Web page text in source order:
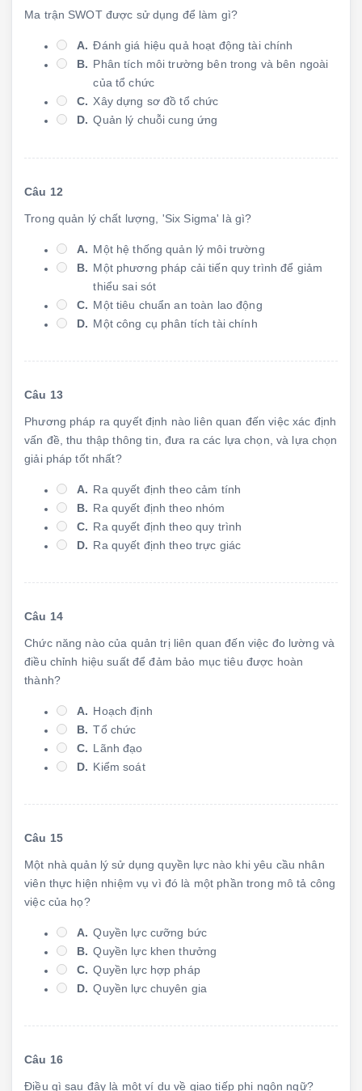
Ma trận SWOT được sử dụng để làm gì?
A. Đánh giá hiệu quả hoạt động tài chính
B. Phân tích môi trường bên trong và bên ngoài
của tổ chức
C. Xây dựng sơ đồ tổ chức
D. Quản lý chuỗi cung ứng
Câu 12
Trong quản lý chất lượng, 'Six Sigma' là gì?
A. Một hệ thống quản lý môi trường
B. Một phương pháp cải tiến quy trình để giảm
thiểu sai sót
C. Một tiêu chuẩn an toàn lao động
D. Một công cụ phân tích tài chính
Câu 13
Phương pháp ra quyết định nào liên quan đến việc xác định
vấn đề, thu thập thông tin, đưa ra các lựa chọn, và lựa chọn
giải pháp tốt nhất?
A. Ra quyết định theo cảm tính
B. Ra quyết định theo nhóm
C. Ra quyết định theo quy trình
D. Ra quyết định theo trực giác
Câu 14
Chức năng nào của quản trị liên quan đến việc đo lường và
điều chỉnh hiệu suất để đảm bảo mục tiêu được hoàn
thành?
A. Hoạch định
B. Tổ chức
C. Lãnh đạo
D. Kiểm soát
Câu 15
Một nhà quản lý sử dụng quyền lực nào khi yêu cầu nhân
viên thực hiện nhiệm vụ vì đó là một phần trong mô tả công
việc của họ?
A. Quyền lực cưỡng bức
B. Quyền lực khen thưởng
C. Quyền lực hợp pháp
D. Quyền lực chuyên gia
Câu 16
Điều gì sau đây là một ví dụ về giao tiếp phi ngôn ngữ?